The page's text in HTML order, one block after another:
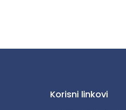
Korisni linkovi